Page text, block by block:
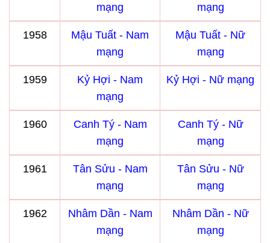
mạng
mạng
1958
Mậu Tuất - Nam
mạng
Mậu Tuất - Nữ
mạng
1959
Kỷ Hợi - Nam
mạng
Kỷ Hợi - Nữ mạng
1960
Canh Tý - Nam
mạng
Canh Tý - Nữ
mạng
1961
Tân Sửu - Nam
mạng
Tân Sửu - Nữ
mạng
1962
Nhâm Dần - Nam
mạng
Nhâm Dần - Nữ
mạng